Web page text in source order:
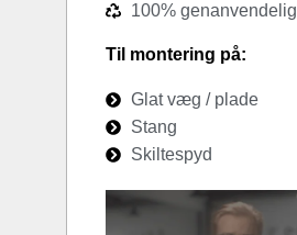
100% genanvendelig
Til montering på:
Glat væg / plade
Stang
Skiltespyd